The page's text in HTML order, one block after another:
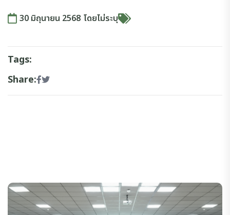
30 มิถุนายน 2568 โดยไม่ระบุ
Tags:
Share: